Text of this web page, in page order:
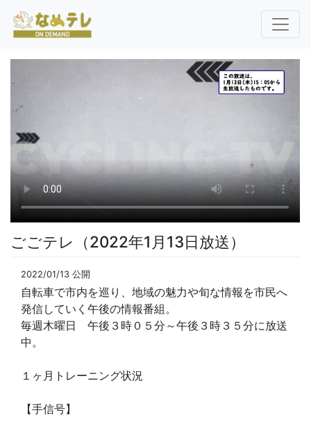
ごごテレ（2022年1月13日放送）
2022/01/13 公開
自転車で市内を巡り、地域の魅力や旬な情報を市民へ
発信していく午後の情報番組。
毎週木曜日 午後３時０５分～午後３時３５分に放送
中。
１ヶ月トレーニング状況
【手信号】